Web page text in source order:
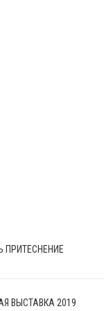
ПРИТЕСНЕНИЕ
ВЫСТАВКА 2019